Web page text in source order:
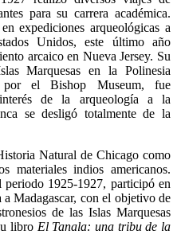
para su carrera académica.
expediciones arqueológicas a
Unidos, este último año
arcaico en Nueva Jersey. Su
Marquesas en la Polinesia
por el Bishop Museum, fue
de la arqueología a la
se desligó totalmente de la
Natural de Chicago como
materiales indios americanos.
1925-1927, participó en
Madagascar, con el objetivo de
de las Islas Marquesas
libro El Tanala: una tribu de la